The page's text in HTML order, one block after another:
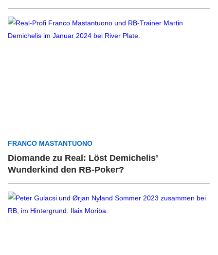
FRANCO MASTANTUONO
Diomande zu Real: Löst Demichelis’
Wunderkind den RB-Poker?